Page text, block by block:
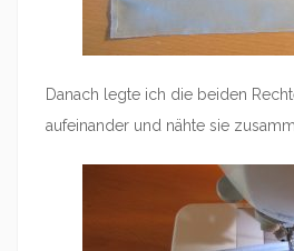
Danach legte ich die beiden
aufeinander und nähte sie